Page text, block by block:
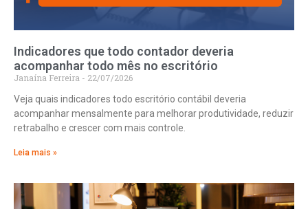
Indicadores que todo contador deveria
acompanhar todo mês no escritório
Janaína Ferreira
22/07/2026
Veja quais indicadores todo escritório contábil deveria
acompanhar mensalmente para melhorar produtividade, reduzir
retrabalho e crescer com mais controle.
Leia mais »